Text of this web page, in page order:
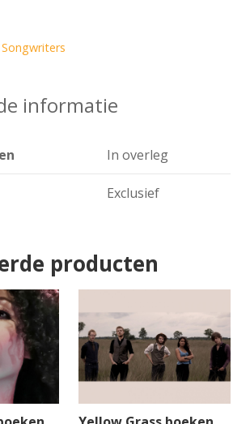
informatie
In overleg
Exclusief
producten